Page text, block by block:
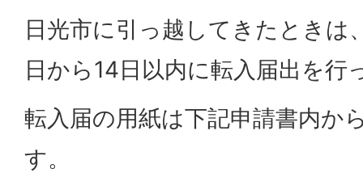
日光市に引っ越してきたときは
日から14日以内に転入届出を行
転入届の用紙は下記申請書内か
す。